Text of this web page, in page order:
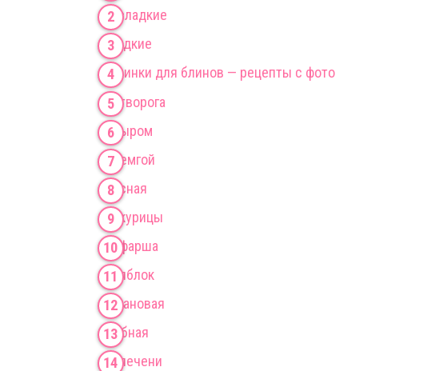
Несладкие
Сладкие­
Начинки для блинов — рецепты с фото
Из творога
С сыром
С семгой
Мясная­
Из курицы
Из фарша
Из яблок­
Банановая
Грибная
Из печени